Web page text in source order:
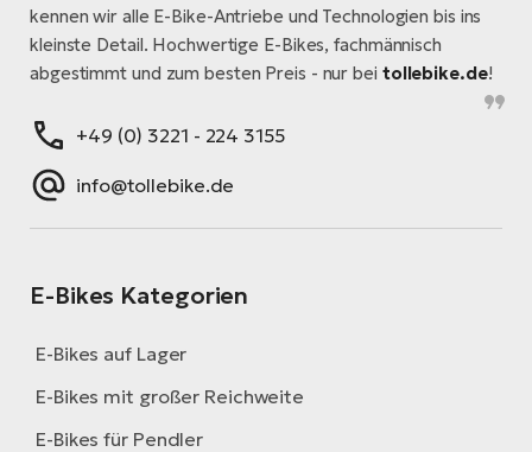
kennen wir alle E-Bike-Antriebe und Technologien bis ins
kleinste Detail. Hochwertige E-Bikes, fachmännisch
abgestimmt und zum besten Preis - nur bei tollebike.de!
+49 (0) 3221 - 224 3155
info@tollebike.de
E-Bikes Kategorien
E-Bikes auf Lager
E-Bikes mit großer Reichweite
E-Bikes für Pendler